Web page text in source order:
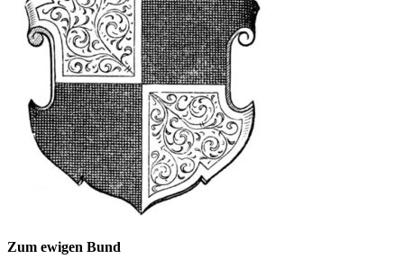
Zum ewigen Bund